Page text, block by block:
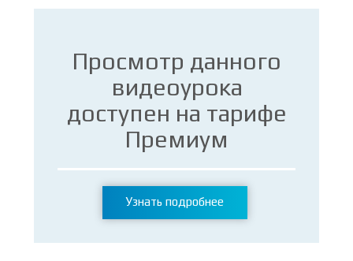
Просмотр данного
видеоурока
доступен на тарифе
Премиум
Узнать подробнее